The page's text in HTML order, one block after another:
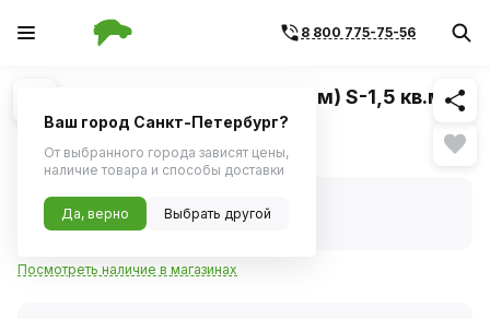
8 800 775-75-56
1/1 Похожие
Кабель акустический (2x1,5мм) S-1,5 кв.мм
красно-черный (5м) (SLON)
Нет в наличии
Нет в наличии
Код товара:235587
Артикул:slrk354d
Посмотреть наличие в магазинах
Ваш город Санкт-Петербург?
От выбранного города зависят цены,
наличие товара и способы доставки
Да, верно Выбрать другой